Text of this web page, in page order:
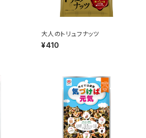
大人のトリュフナッツ
¥410